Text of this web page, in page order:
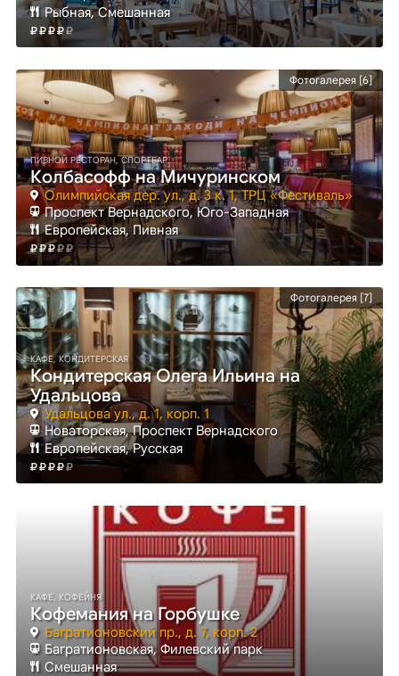
Рыбная, Смешанная
Фотогалерея [6]
ПИВНОЙ РЕСТОРАН, СПОРТБАР
Колбасофф на Мичуринском
Олимпийская дер. ул., д. 3 к. 1, ТРЦ «Фестиваль»
Проспект Вернадского, Юго-Западная
Европейская, Пивная
Фотогалерея [7]
КАФЕ, КОНДИТЕРСКАЯ
Кондитерская Олега Ильина на
Удальцова
Удальцова ул., д. 1, корп. 1
Новаторская, Проспект Вернадского
Европейская, Русская
КАФЕ, КОФЕЙНЯ
Кофемания на Горбушке
Багратионовский пр., д. 7, корп. 2
Багратионовская, Филевский парк
Смешанная